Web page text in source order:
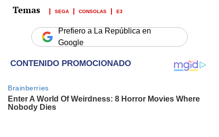
SEGA CONSOLAS E3
Prefiero a La República en
Google